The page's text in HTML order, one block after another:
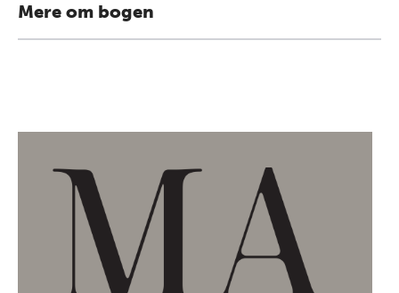
Mere om bogen